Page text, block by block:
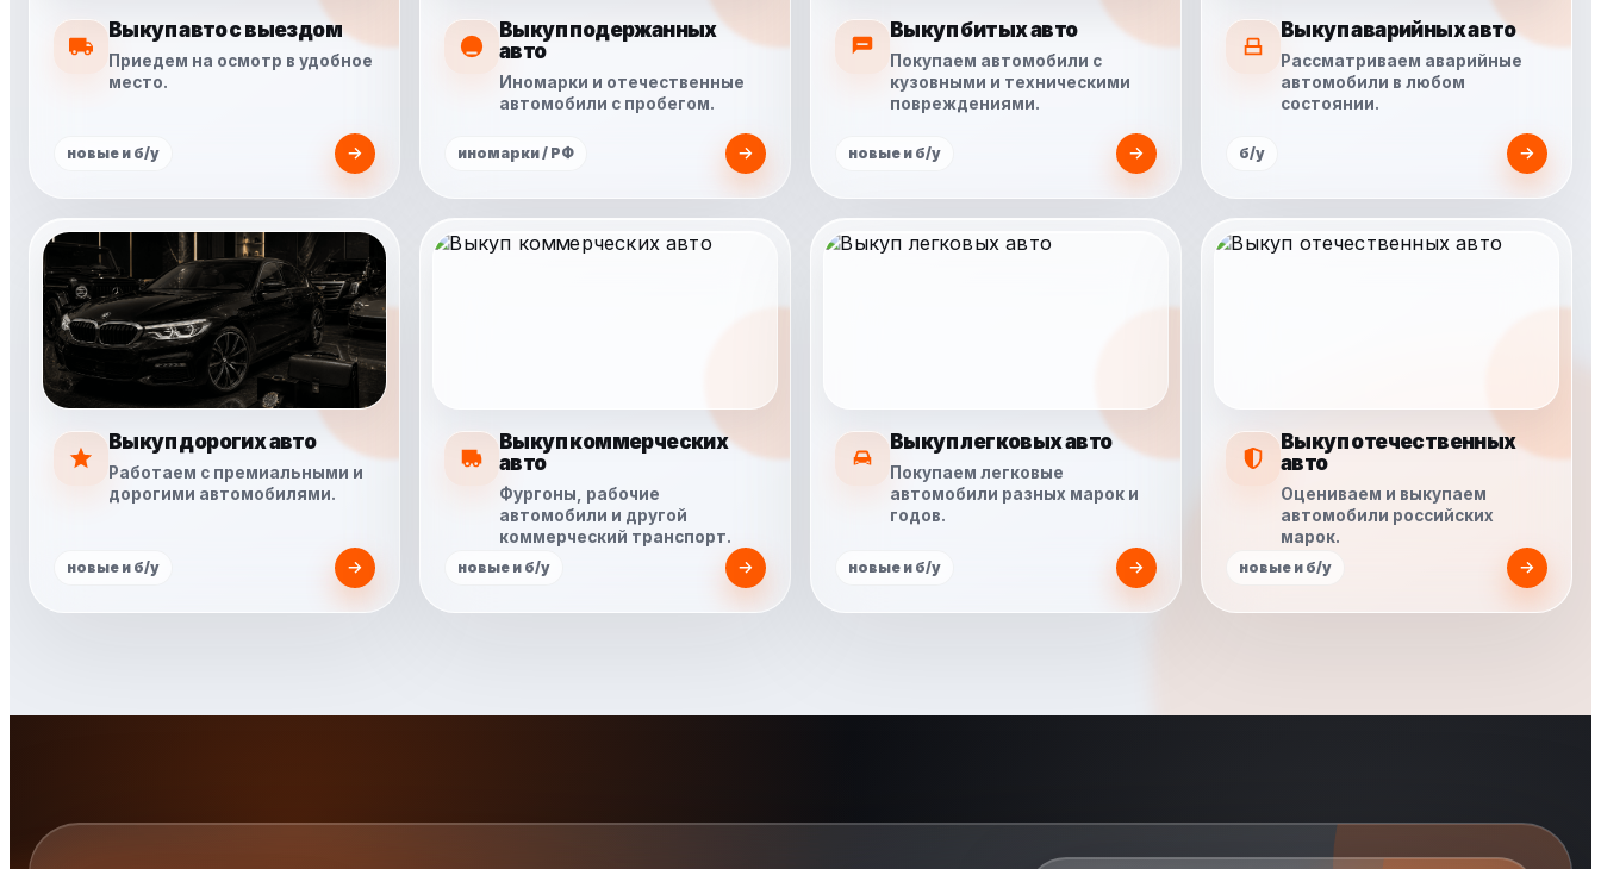
Выкуп авто с выездом
Приедем на осмотр в удобное
место.
новые и б/у
Выкуп подержанных
авто
Иномарки и отечественные
автомобили с пробегом.
иномарки / РФ
Выкуп битых авто
Покупаем автомобили с
кузовными и техническими
повреждениями.
новые и б/у
Выкуп аварийных авто
Рассматриваем аварийные
автомобили в любом
состоянии.
б/у
Выкуп дорогих авто
Работаем с премиальными и
дорогими автомобилями.
новые и б/у
Выкуп коммерческих
авто
Фургоны, рабочие
автомобили и другой
коммерческий транспорт.
новые и б/у
Выкуп легковых авто
Покупаем легковые
автомобили разных марок и
годов.
новые и б/у
Выкуп отечественных
авто
Оцениваем и выкупаем
автомобили российских
марок.
новые и б/у